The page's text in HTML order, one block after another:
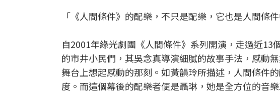
「《人間條件》的配樂，不只是配樂，它也是人間條
自2001年綠光劇團《人間條件》系列開演，走過近
的市井小民們，其吳念真導演細膩的故事手法，感動
舞台上想起感動的那刻。如黃韻玲所描述，人間條件
度。而這個幕後的配樂者便是聶琳，她是全方位的音